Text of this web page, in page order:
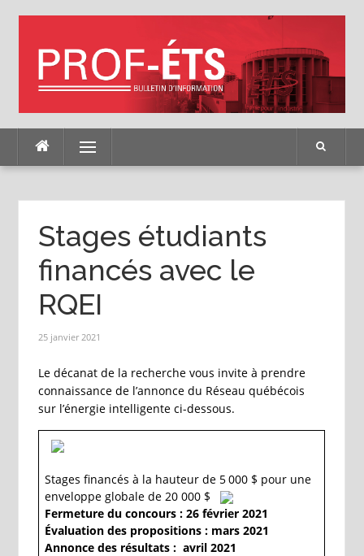
Menu
Stages étudiants
financés avec le
RQEI
25 janvier 2021
Le décanat de la recherche vous invite à prendre
connaissance de l’annonce du Réseau québécois
sur l’énergie intelligente ci-dessous.
Stages financés à la hauteur de 5 000 $ pour une
enveloppe globale de 20 000 $
Fermeture du concours : 26 février 2021
Évaluation des propositions : mars 2021
Annonce des résultats : avril 2021